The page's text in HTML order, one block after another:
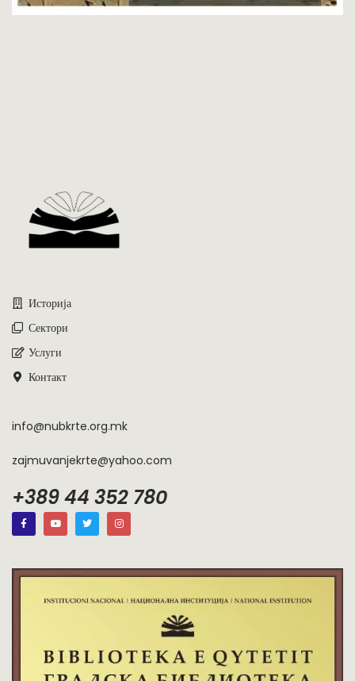
Историја
Сектори
Услуги
Контакт
info@nubkrte.org.mk
zajmuvanjekrte@yahoo.com
+389 44 352 780